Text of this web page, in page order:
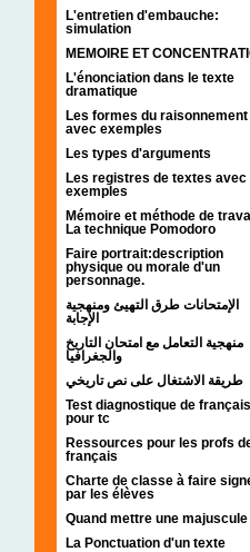
L'entretien d'embauche:
simulation
MEMOIRE ET
L'énonciation dans le texte
dramatique
Les formes du raisonnement
avec exemples
Les types d'arguments
Les registres de textes avec
exemples
Mémoire et méthode de
La technique Pomodoro
Faire portrait:description
physique ou morale d'un
personnage.
الإمتحانات طرق التهيئ ومنهجية
الإجابة
منهجية التعامل مع امتحان التاريخ
والجغرافيا
طريقة الاشتغال على نص تاريخي
Test diagnostique de français
pour tc
Ressources pour les profs
français
Charte de classe à faire
par les élèves
Quand mettre une majuscule
La Ponctuation d'un texte